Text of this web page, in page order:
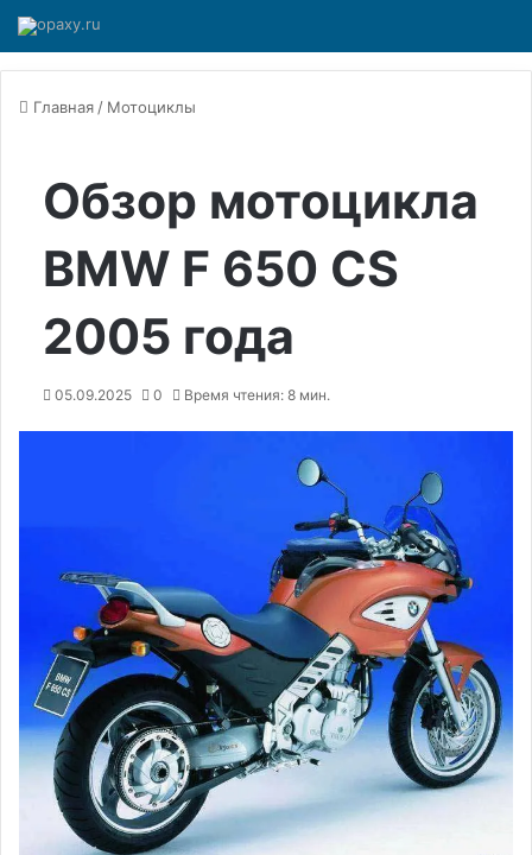
Главная / Мотоциклы
Обзор мотоцикла
BMW F 650 CS
2005 года
05.09.2025 0 Время чтения: 8 мин.